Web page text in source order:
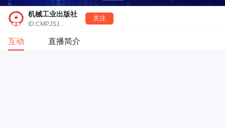
机械工业出版社
ID:CMPJSJBOOK
关注
互动 直播简介